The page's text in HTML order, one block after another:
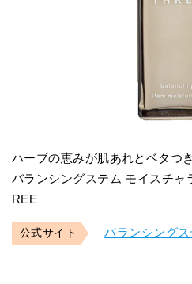
ハーブの恵みが肌あれとベタつ
バランシングステム モイスチャ
REE
公式サイト バランシング